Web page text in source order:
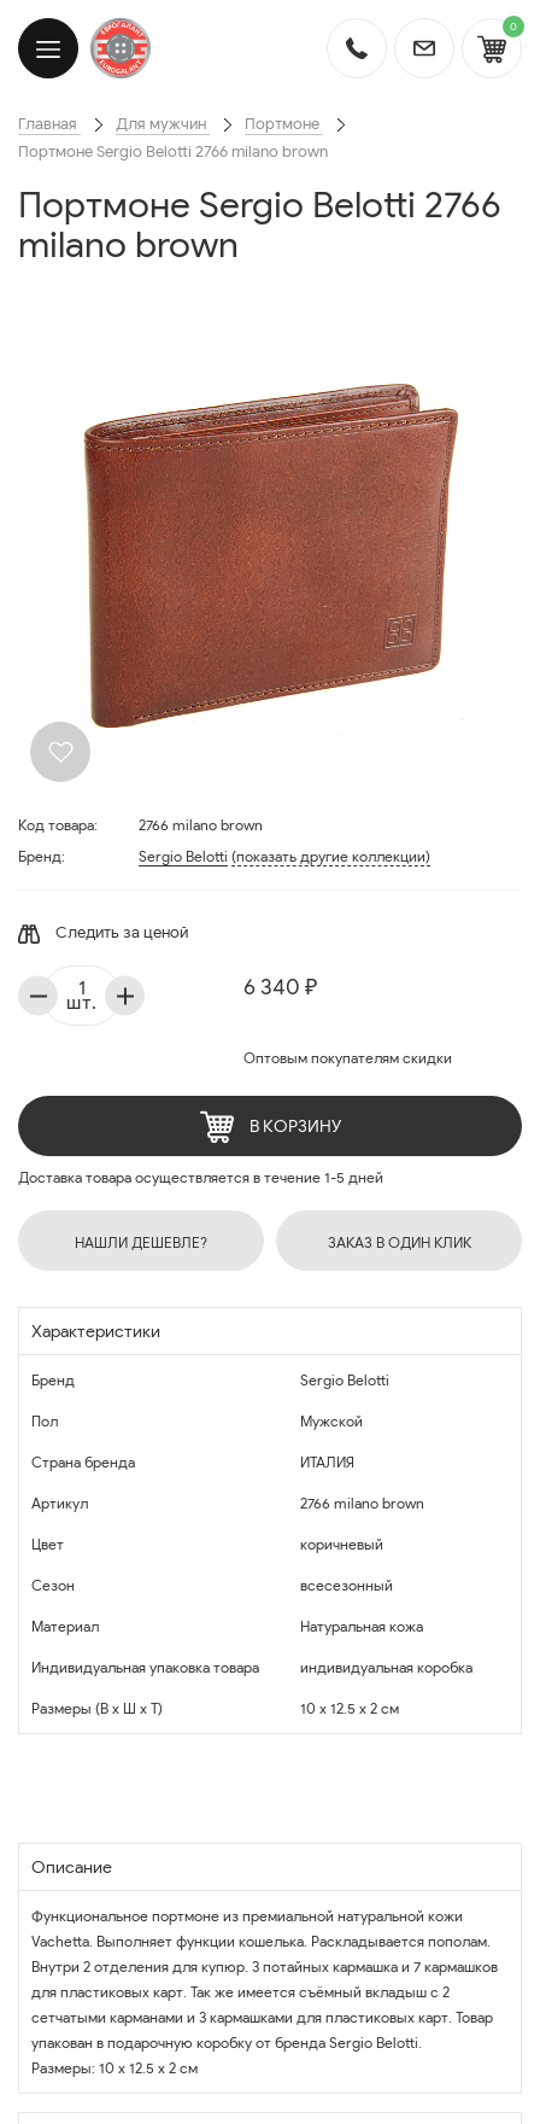
0
Главная Для мужчин
Портмоне
Портмоне Sergio Belotti 2766 milano brown
Портмоне Sergio Belotti 2766
milano brown
Код товара:
2766 milano brown
Бренд:
Sergio Belotti (показать другие коллекции)
Следить за ценой
6 340 ₽
Оптовым покупателям скидки
шт.
В КОРЗИНУ
Доставка товара осуществляется в течение 1-5 дней
НАШЛИ ДЕШЕВЛЕ? ЗАКАЗ В ОДИН КЛИК
Характеристики
Бренд Sergio Belotti
Пол Мужской
Страна бренда ИТАЛИЯ
Артикул 2766 milano brown
Цвет коричневый
Сезон всесезонный
Материал Натуральная кожа
Индивидуальная упаковка товара индивидуальная коробка
Размеры (В x Ш x Т) 10 x 12.5 x 2 см
Описание
Функциональное портмоне из премиальной натуральной кожи
Vachetta. Выполняет функции кошелька. Раскладывается пополам.
Внутри 2 отделения для купюр. 3 потайных кармашка и 7 кармашков
для пластиковых карт. Так же имеется съёмный вкладыш с 2
сетчатыми карманами и 3 кармашками для пластиковых карт. Товар
упакован в подарочную коробку от бренда Sergio Belotti.
Размеры: 10 х 12.5 х 2 см